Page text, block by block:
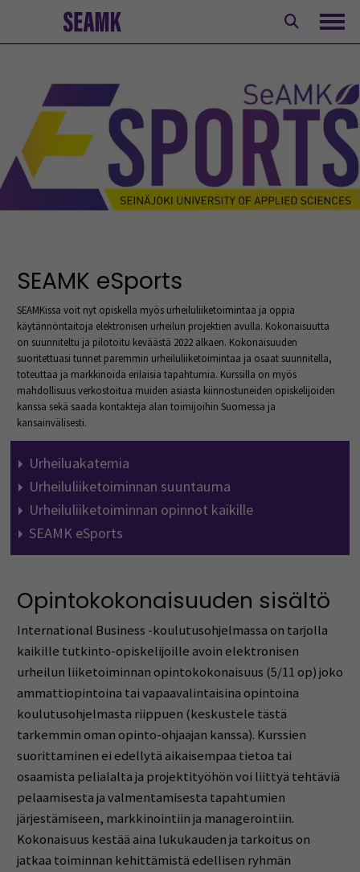
SEAMK eSports
SEAMKissa voit nyt opiskella myös urheiluliiketoimintaa ja oppia
käytännöntaitoja elektronisen urheilun projektien avulla. Kokonaisuutta
on suunniteltu ja pilotoitu keväästä 2022 alkaen. Kokonaisuuden
suoritettuasi tunnet paremmin urheiluliiketoimintaa ja osaat suunnitella,
toteuttaa ja markkinoida erilaisia tapahtumia. Kurssilla on myös
mahdollisuus verkostoitua muiden asiasta kiinnostuneiden opiskelijoiden
kanssa sekä saada kontakteja alan toimijoihin Suomessa ja
kansainvälisesti.
Urheiluakatemia
Urheiluliiketoiminnan suuntauma
Urheiluliiketoiminnan opinnot kaikille
SEAMK eSports
Opintokokonaisuuden sisältö
International Business -koulutusohjelmassa on tarjolla
kaikille tutkinto-opiskelijoille avoin elektronisen
urheilun liiketoiminnan opintokokonaisuus (5/11 op) joko
ammattiopintoina tai vapaavalintaisina opintoina
koulutusohjelmasta riippuen (keskustele tästä
tarkemmin oman opinto-ohjaajan kanssa). Kurssien
suorittaminen ei edellytä aikaisempaa tietoa tai
osaamista pelialalta ja projektityöhön voi liittyä tehtäviä
pelaamisesta ja valmentamisesta tapahtumien
järjestämiseen, markkinointiin ja managerointiin.
Kokonaisuus kestää aina lukukauden ja tarkoitus on
jatkaa toiminnan kehittämistä edellisen ryhmän